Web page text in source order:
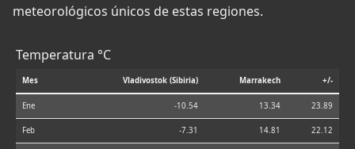
meteorológicos únicos de estas regiones.
Temperatura °C
Mes Vladivostok (Sibiria) Marrakech +/-
Ene -10.54 13.34 23.89
Feb -7.31 14.81 22.12